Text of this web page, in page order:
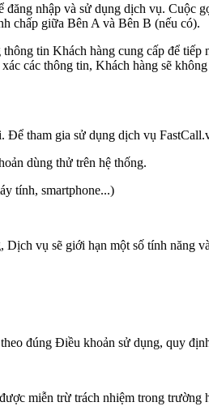
nhập và sử dụng dịch vụ.
chấp giữa Bên A và Bên B (nếu có).
tin Khách hàng cung cấp để
các thông tin, Khách hàng sẽ
tham gia sử dụng dịch vụ
dùng thử trên hệ thống.
tính, smartphone...)
vụ sẽ giới hạn một số tính
đúng Điều khoản sử dụng, quy
miễn trừ trách nhiệm trong